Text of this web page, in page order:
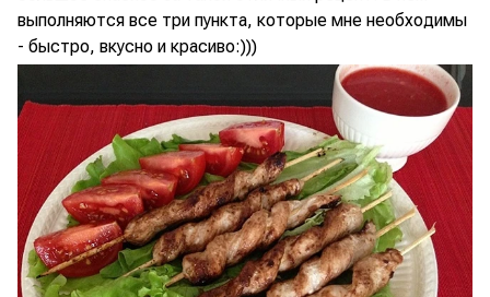
выполняются все три пункта, которые мне необходимы
- быстро, вкусно и красиво:)))